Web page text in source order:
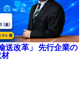
送改革」 先行企業の